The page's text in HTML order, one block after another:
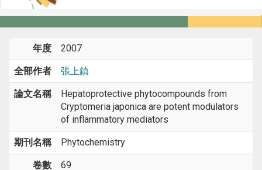
系所成員
年度 2007
全部作者 張上鎮
論文名稱
Hepatoprotective phytocompounds from
Cryptomeria japonica are potent modulators
of inflammatory mediators
期刊名稱 Phytochemistry
卷數 69